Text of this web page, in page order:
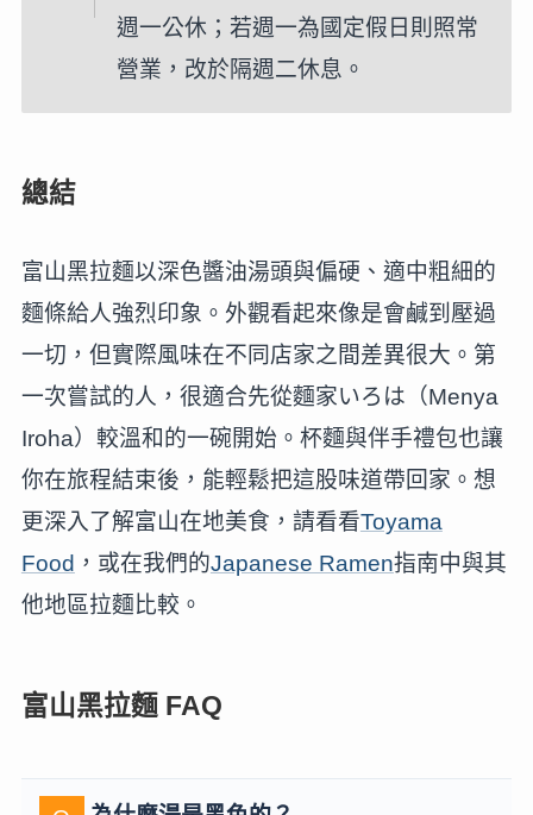
週一公休；若週一為國定假日則照常
營業，改於隔週二休息。
總結
富山黑拉麵以深色醬油湯頭與偏硬、適中粗細的
麵條給人強烈印象。外觀看起來像是會鹹到壓過
一切，但實際風味在不同店家之間差異很大。第
一次嘗試的人，很適合先從麵家いろは（Menya
Iroha）較溫和的一碗開始。杯麵與伴手禮包也讓
你在旅程結束後，能輕鬆把這股味道帶回家。想
更深入了解富山在地美食，請看看Toyama
Food ，或在我們的Japanese Ramen指南中與其
他地區拉麵比較。
富山黑拉麵 FAQ